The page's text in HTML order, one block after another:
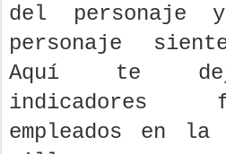
del
personaje
Aquí te
indicadores
empleados en la